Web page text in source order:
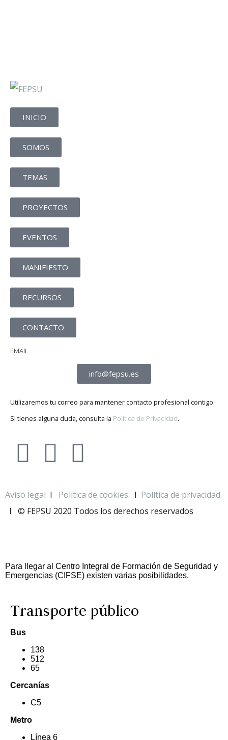
INICIO
SOMOS
TEMAS
PROYECTOS
EVENTOS
MANIFIESTO
RECURSOS
CONTACTO
EMAIL
info@fepsu.es
Utilizaremos tu correo para mantener contacto profesional contigo.
Si tienes alguna duda, consulta la Política de Privacidad.
Aviso legal I Política de cookies I Política de privacidad
I © FEPSU 2020 Todos los derechos reservados
Para llegar al Centro Integral de Formación de Seguridad y
Emergencias (CIFSE) existen varias posibilidades.
Transporte público
Bus
138
512
65
Cercanías
C5
Metro
Línea 6